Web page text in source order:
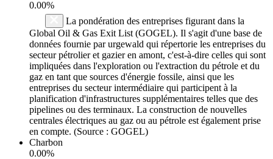
0.00%
La pondération des entreprises figurant dans la
Global Oil & Gas Exit List (GOGEL). Il s'agit d'une base de
données fournie par urgewald qui répertorie les entreprises du
secteur pétrolier et gazier en amont, c'est-à-dire celles qui sont
impliquées dans l'exploration ou l'extraction du pétrole et du
gaz en tant que sources d'énergie fossile, ainsi que les
entreprises du secteur intermédiaire qui participent à la
planification d'infrastructures supplémentaires telles que des
pipelines ou des terminaux. La construction de nouvelles
centrales électriques au gaz ou au pétrole est également prise
en compte. (Source : GOGEL)
Charbon
0.00%